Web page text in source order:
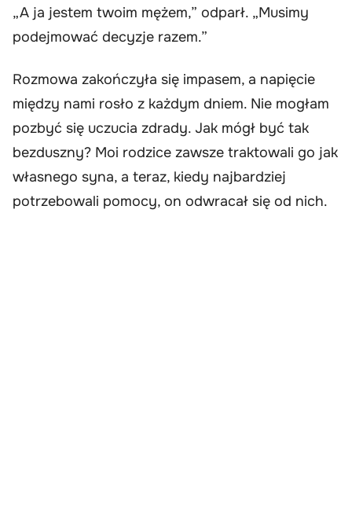
„A ja jestem twoim mężem,” odparł. „Musimy
podejmować decyzje razem.”
Rozmowa zakończyła się impasem, a napięcie
między nami rosło z każdym dniem. Nie mogłam
pozbyć się uczucia zdrady. Jak mógł być tak
bezduszny? Moi rodzice zawsze traktowali go jak
własnego syna, a teraz, kiedy najbardziej
potrzebowali pomocy, on odwracał się od nich.